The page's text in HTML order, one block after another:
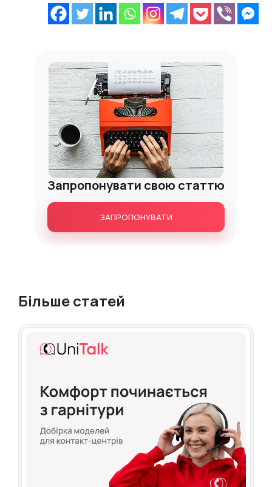
Запропонувати свою статтю
ЗАПРОПОНУВАТИ
Більше статей